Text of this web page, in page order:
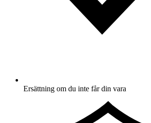
Ersättning om du inte får din vara